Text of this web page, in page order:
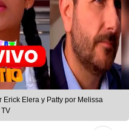
Elera y Patty por Melissa